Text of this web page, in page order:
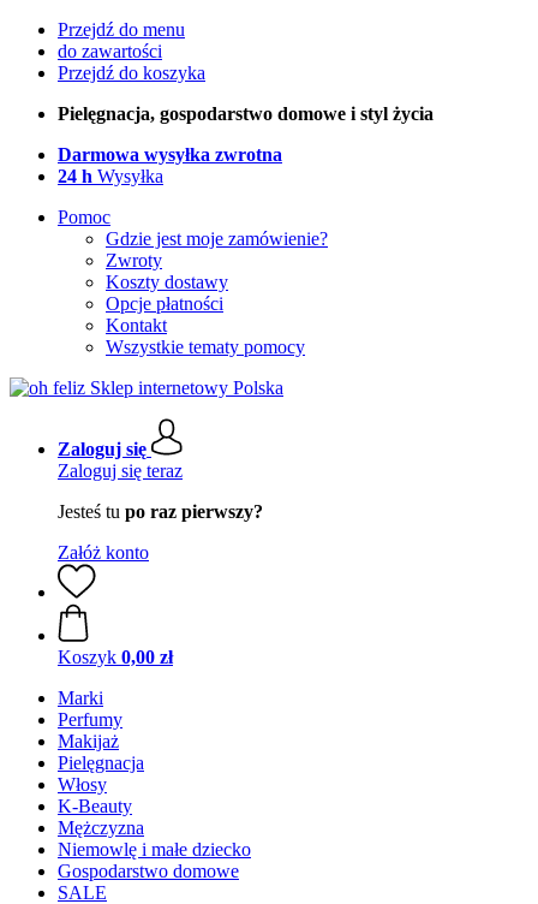
Przejdź do menu
do zawartości
Przejdź do koszyka
Pielęgnacja, gospodarstwo domowe i styl życia
Darmowa wysyłka zwrotna
24 h Wysyłka
Pomoc
Gdzie jest moje zamówienie?
Zwroty
Koszty dostawy
Opcje płatności
Kontakt
Wszystkie tematy pomocy
Zaloguj się
Zaloguj się teraz
Jesteś tu po raz pierwszy?
Załóż konto
Koszyk 0,00 zł
Marki
Perfumy
Makijaż
Pielęgnacja
Włosy
K-Beauty
Mężczyzna
Niemowlę i małe dziecko
Gospodarstwo domowe
SALE